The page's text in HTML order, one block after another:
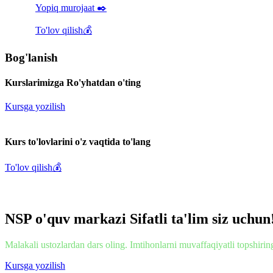
Yopiq murojaat ✒️
To'lov qilish💰
Bog'lanish
Kurslarimizga Ro'yhatdan o'ting
Kursga yozilish
Kurs to'lovlarini o'z vaqtida to'lang
To'lov qilish💰
NSP o'quv markazi Sifatli ta'lim siz
Malakali ustozlardan dars oling. Imtihonlarni muvaffaqiyatli
Kursga yozilish